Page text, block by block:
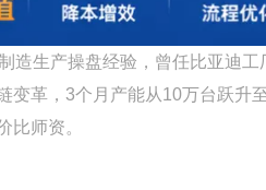
造生产操盘经验，曾任比亚迪
变革，3个月产能从10万台跃升
比师资。